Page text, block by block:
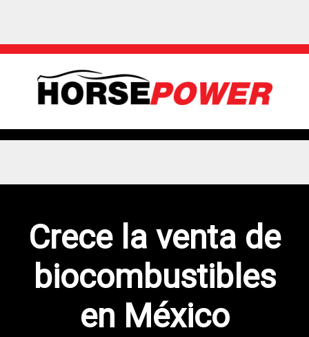
Crece la venta de
biocombustibles
en México